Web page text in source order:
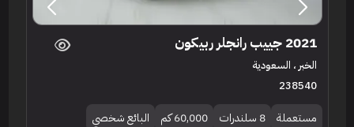
2021 جييب رانجلر ربيكون
الخبر ، السعودية
238540
مستعملة 8 سلندرات 60,000 كم البائع شخصي